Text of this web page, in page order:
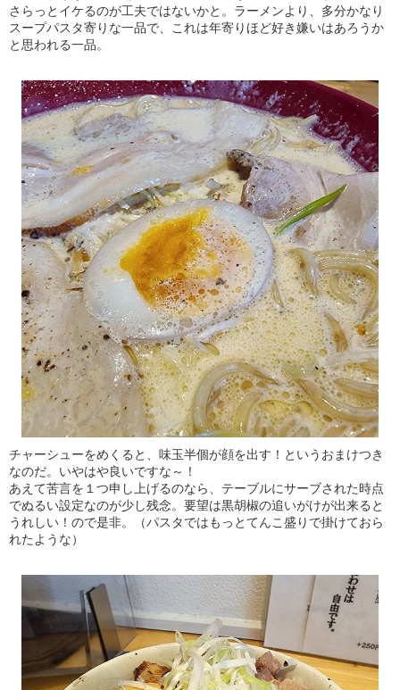
さらっとイケるのが工夫ではないかと。ラーメンより、多分かなり
スープパスタ寄りな一品で、これは年寄りほど好き嫌いはあろうか
と思われる一品。
チャーシューをめくると、味玉半個が顔を出す！というおまけつき
なのだ。いやはや良いですな～！
あえて苦言を１つ申し上げるのなら、テーブルにサーブされた時点
でぬるい設定なのが少し残念。要望は黒胡椒の追いがけが出来ると
うれしい！ので是非。（パスタではもっとてんこ盛りで掛けておら
れたような）